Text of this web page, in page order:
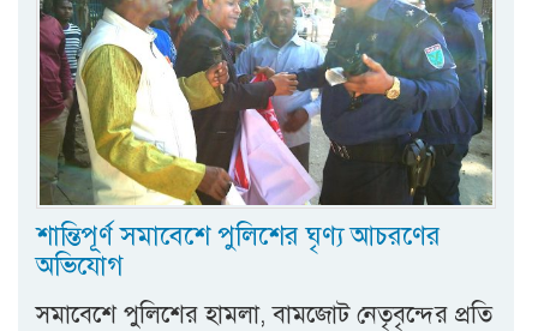
শান্তিপূর্ণ সমাবেশে পুলিশের ঘৃণ্য আচরণের
অভিযোগ
সমাবেশে পুলিশের হামলা, বামজোট নেতৃবৃন্দের প্রতি